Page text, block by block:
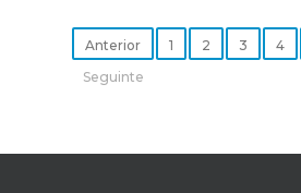
Anterior 1 2 3 4
Seguinte